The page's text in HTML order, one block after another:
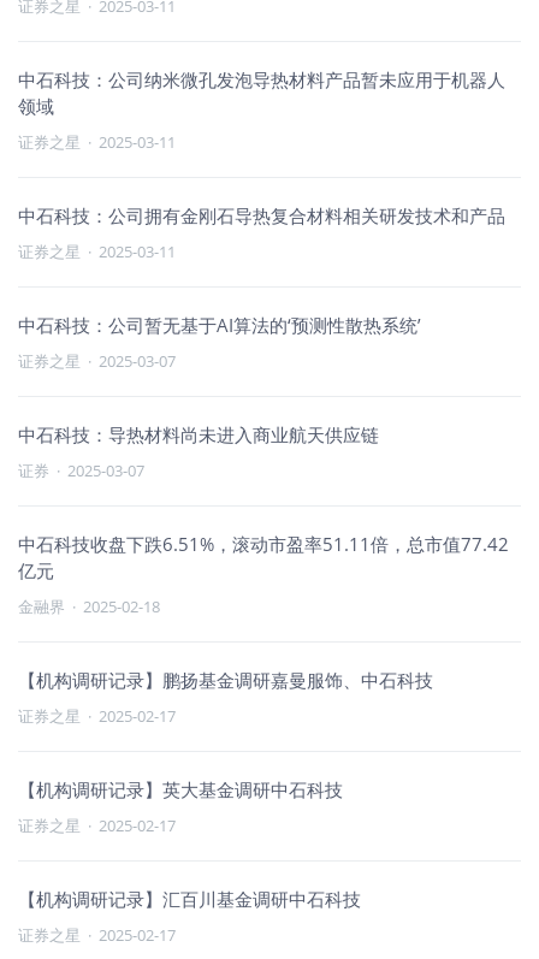
证券之星 · 2025-03-11
中石科技：公司纳米微孔发泡导热材料产品暂未应用于机器人
领域
证券之星 · 2025-03-11
中石科技：公司拥有金刚石导热复合材料相关研发技术和产品
证券之星 · 2025-03-11
中石科技：公司暂无基于AI算法的‘预测性散热系统’
证券之星 · 2025-03-07
中石科技：导热材料尚未进入商业航天供应链
证券 · 2025-03-07
中石科技收盘下跌6.51%，滚动市盈率51.11倍，总市值77.42
亿元
金融界 · 2025-02-18
【机构调研记录】鹏扬基金调研嘉曼服饰、中石科技
证券之星 · 2025-02-17
【机构调研记录】英大基金调研中石科技
证券之星 · 2025-02-17
【机构调研记录】汇百川基金调研中石科技
证券之星 · 2025-02-17